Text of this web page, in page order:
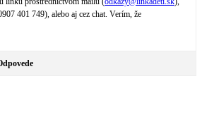
401 749), alebo aj cez chat. Verím, že